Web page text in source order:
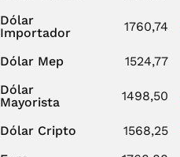
Dólar
Importador
1760,74
Dólar Mep 1524,77
Dólar
Mayorista
1498,50
Dólar Cripto 1568,25